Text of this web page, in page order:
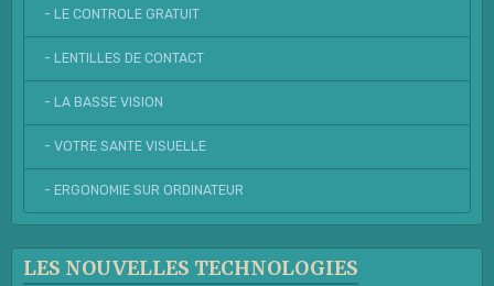
- LE CONTROLE GRATUIT
- LENTILLES DE CONTACT
- LA BASSE VISION
- VOTRE SANTE VISUELLE
- ERGONOMIE SUR ORDINATEUR
LES NOUVELLES TECHNOLOGIES